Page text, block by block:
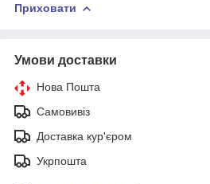
Приховати
Умови доставки
Нова Пошта
Самовивіз
Доставка кур'єром
Укрпошта